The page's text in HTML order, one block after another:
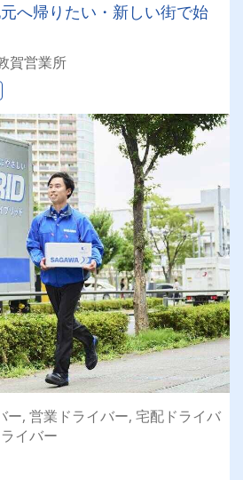
へ帰りたい・新しい街で始
賀営業所
ー, 営業ドライバー, 宅配ドライバ
イバー